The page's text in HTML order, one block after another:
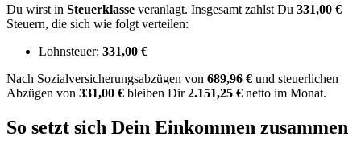
Du wirst in Steuerklasse veranlagt. Insgesamt zahlst Du 331,00 €
Steuern, die sich wie folgt verteilen:
Lohnsteuer: 331,00 €
Nach Sozialversicherungsabzügen von 689,96 € und steuerlichen
Abzügen von 331,00 € bleiben Dir2.151,25 € netto im Monat.
So setzt sich Dein Einkommen zusammen